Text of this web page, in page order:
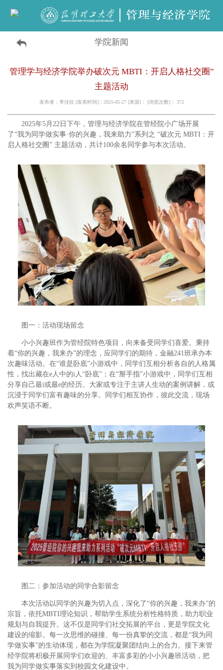
学院新闻
管理学与经济学院举办破次元 MBTI：开启人格社交圈”
主题活动
发布者：李佳欣 [发表时间]：2025-05-27 [来源]： [浏览次数]： 372
2025年5月22日下午，管理与经济学院在管经院小广场开展
了“我为同学做实事·你的兴趣，我来助力”系列之 “破次元 MBTI：开
启人格社交圈” 主题活动，共计100余名同学参与本次活动。
图一：活动现场留念
小小兴趣班作为管经院特色项目，向来备受同学们喜爱。秉持
着“你的兴趣，我来办”的理念，应同学们的期待，金融241班承办本
次趣味活动。在“谁是卧底”小游戏中，同学们互相分析各自的人格属
性，找出藏在e人中的i人“卧底”；在“掰手指”小游戏中，同学们互相
分享自己最i或最e的经历。大家或专注于主讲人生动的案例讲解，或
沉浸于同学们富有趣味的分享。同学们相互协作，彼此交流，现场
欢声笑语不断。
图二：参加活动的同学合影留念
本次活动以同学的兴趣为切入点，深化了“你的兴趣，我来办”的
宗旨，依托MBTI理论知识，帮助学生系统分析性格特质，助力职业
规划与自我提升。这不仅是同学们社交拓展的平台，更是学院文化
建设的缩影。每一次思维的碰撞、每一份真挚的交流，都是“我为同
学做实事”的生动体现，都在为学院凝聚团结向上的合力。接下来管
经学院将积极开展同学们欢迎的、丰富多彩的小小兴趣班活动，把
我为同学做实事落实到校园文化建设中。